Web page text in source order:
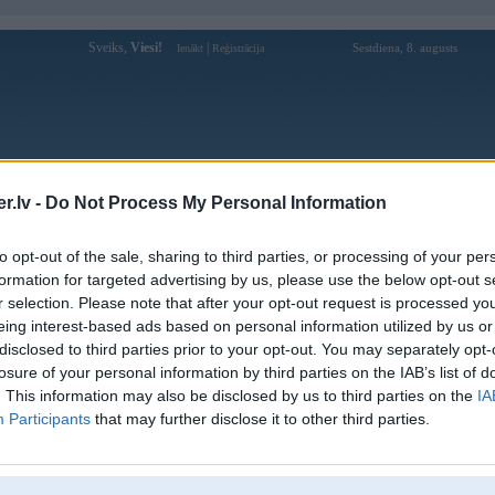
- Do Not Process My Personal Information
opt-out of the sale, sharing to third parties, or processing of your
for targeted advertising by us, please use the below opt-out
selection. Please note that after your opt-out request is processed
interest-based ads based on personal information utilized by us
to third parties prior to your opt-out. You may separately
of your personal information by third parties on the IAB’s list of
This information may also be disclosed by us to third parties on the
Participants that may further disclose it to other third parties.
Sveiks, Viesi! Ienākt Reģistrācija Sestdiena, 8. augusts
Forums Galerijas Reģistrācija Lietotāji
Lietotāja ee88comlive profils
Lietotājvārds:
ee88comlive
Ziņojumi forumā:
0
Pēdējie ziņojumi forumā